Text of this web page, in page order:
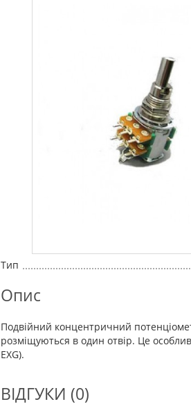
Тип
Опис
Подвійний концентричний
розміщуються в один отвір. Це
EXG).
ВІДГУКИ (0)